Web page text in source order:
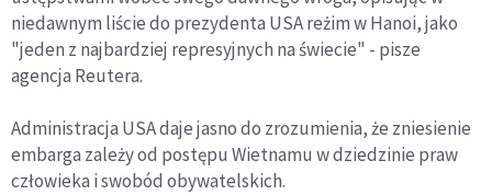
niedawnym liście do prezydenta USA reżim w Hanoi, jako
"jeden z najbardziej represyjnych na świecie" - pisze
agencja Reutera.
Administracja USA daje jasno do zrozumienia, że zniesienie
embarga zależy od postępu Wietnamu w dziedzinie praw
człowieka i swobód obywatelskich.